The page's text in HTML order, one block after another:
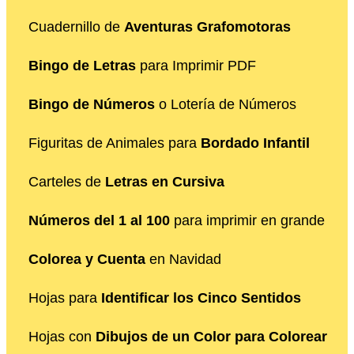
Cuadernillo de Aventuras Grafomotoras
Bingo de Letras para Imprimir PDF
Bingo de Números o Lotería de Números
Figuritas de Animales para Bordado Infantil
Carteles de Letras en Cursiva
Números del 1 al 100 para imprimir en grande
Colorea y Cuenta en Navidad
Hojas para Identificar los Cinco Sentidos
Hojas con Dibujos de un Color para Colorear